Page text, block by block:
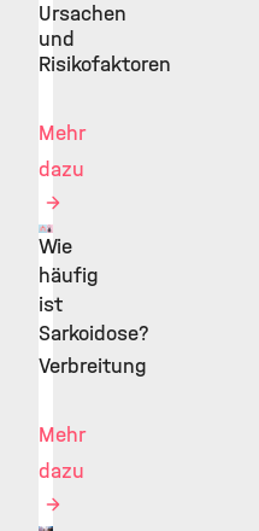
©
Ursachen
und
Risikofaktoren
Mehr
dazu
Wie
häufig
ist
Sarkoidose?
Verbreitung
Mehr
dazu